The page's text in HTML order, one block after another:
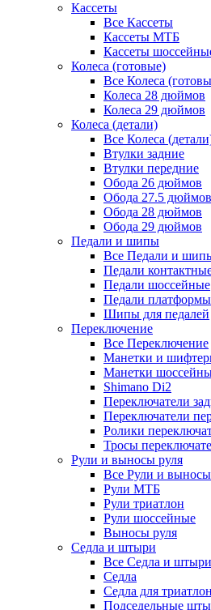
Кассеты
Все Кассеты
Кассеты МТБ
Кассеты
Колеса (готовые)
Все Колеса
Колеса 28 дюймов
Колеса 29 дюймов
Колеса (детали)
Все Колеса
Втулки задние
Втулки передние
Обода 26 дюймов
Обода 27.5 дюймов
Обода 28 дюймов
Обода 29 дюймов
Педали и шипы
Все Педали и
Педали
Педали шоссейные
Педали платформы
Шипы для педалей
Переключение
Все Переключение
Манетки и
Манетки
Shimano Di2
Переключатели
Переключатели
Ролики
Тросы
Рули и выносы руля
Все Рули и выносы
Рули МТБ
Рули триатлон
Рули шоссейные
Выносы руля
Седла и штыри
Все Седла и штыри
Седла
Седла для
Подседельные